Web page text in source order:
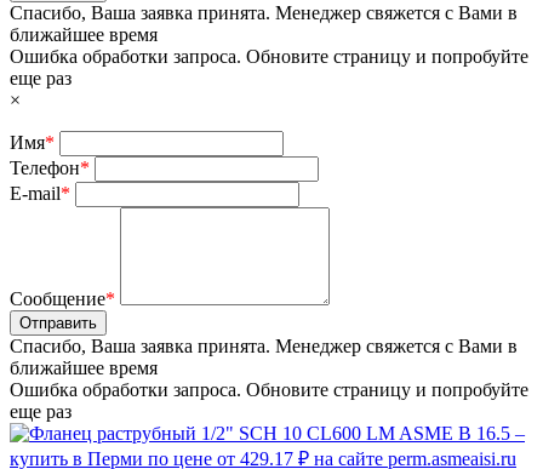
Спасибо, Ваша заявка принята. Менеджер свяжется с Вами в
ближайшее время
Ошибка обработки запроса. Обновите страницу и попробуйте
еще раз
×
Имя*
Телефон*
E-mail*
Сообщение*
Отправить
Спасибо, Ваша заявка принята. Менеджер свяжется с Вами в
ближайшее время
Ошибка обработки запроса. Обновите страницу и попробуйте
еще раз